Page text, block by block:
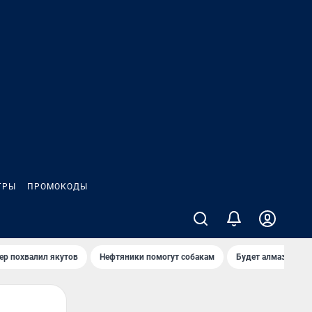
ПРОМОКОДЫ
похвалил якутов Нефтяники помогут собакам Будет алмазный